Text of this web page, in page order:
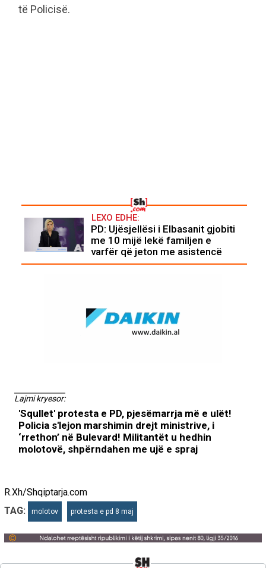
të Policisë.
LEXO EDHE:
PD: Ujësjellësi i Elbasanit gjobiti
me 10 mijë lekë familjen e
varfër që jeton me asistencë
Lajmi kryesor:
'Squllet' protesta e PD, pjesëmarrja më e ulët!
Policia s'lejon marshimin drejt ministrive, i
‘rrethon’ në Bulevard! Militantët u hedhin
molotovë, shpërndahen me ujë e spraj
R.Xh/Shqiptarja.com
TAG:
molotov protesta e pd 8 maj